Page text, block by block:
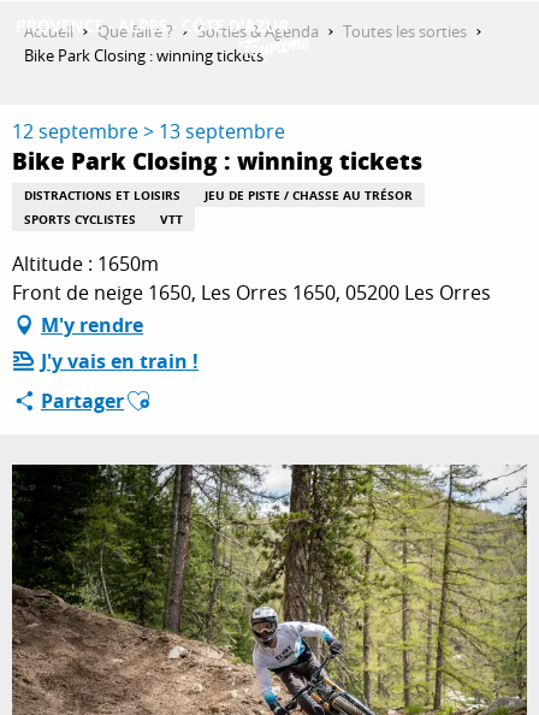
QUE FAIRE ?
SÉJOURNER
ESPACE PRO
Accueil Que faire ? Sorties & Agenda
Toutes les sorties
Bike Park Closing : winning tickets
12 septembre > 13 septembre
Bike Park Closing : winning tickets
DISTRACTIONS ET LOISIRS
JEU DE PISTE / CHASSE AU TRÉSOR
SPORTS CYCLISTES
VTT
Altitude : 1650m
Front de neige 1650, Les Orres 1650, 05200 Les Orres
M'y rendre
J'y vais en train !
PartagerAjouter aux favoris